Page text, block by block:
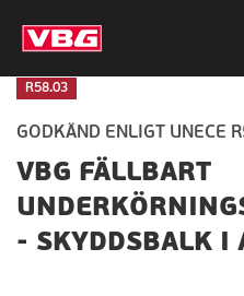
R58.03
GODKÄND ENLIGT UNECE
VBG FÄLLBART
- SKYDDSBALK I